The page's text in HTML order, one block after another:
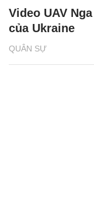
QUÂN SỰ
Video UAV
của Ukraine